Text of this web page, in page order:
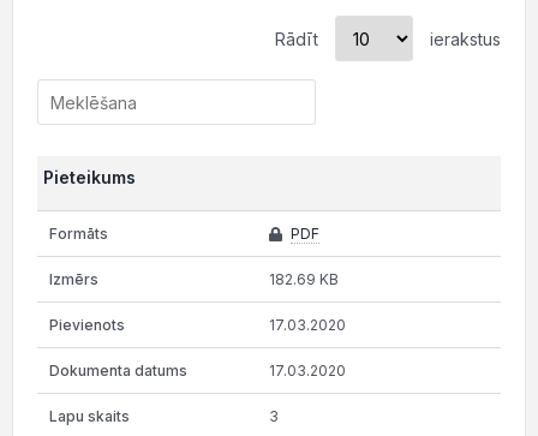
Rādīt ierakstus
Pieteikums
PDF
182.69 KB
17.03.2020
17.03.2020
3